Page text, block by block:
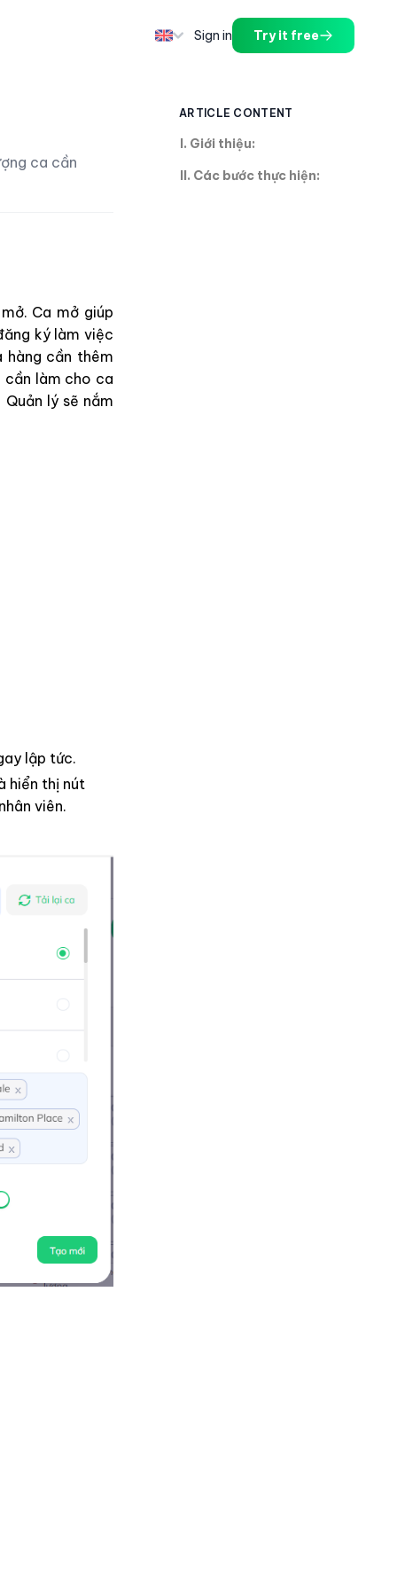
Sign in Try it free
ca cần
Ca mở giúp
ký làm việc
cần thêm
cần làm cho ca
lý sẽ nắm
lập tức.
hiển thị nút
viên.
ARTICLE CONTENT
I. Giới thiệu:
II. Các bước thực hiện: